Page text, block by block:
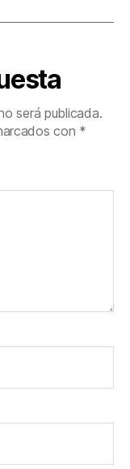
será publicada.
con *